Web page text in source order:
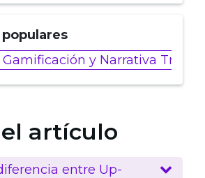
y Narrativa
artículo
entre Up-